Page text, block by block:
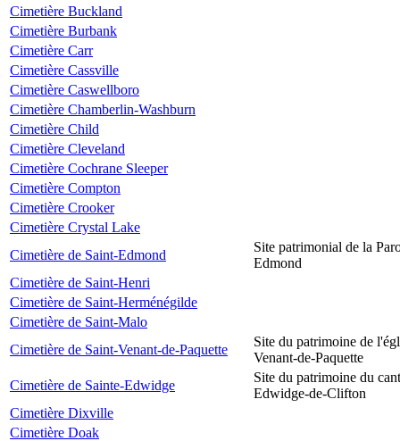
Cimetière Buckland
Cimetière Burbank
Cimetière Carr
Cimetière Cassville
Cimetière Caswellboro
Cimetière Chamberlin-Washburn
Cimetière Child
Cimetière Cleveland
Cimetière Cochrane Sleeper
Cimetière Compton
Cimetière Crooker
Cimetière Crystal Lake
Cimetière de Saint-Edmond
Site patrimonial de la
Edmond
Cimetière de Saint-Henri
Cimetière de Saint-Herménégilde
Cimetière de Saint-Malo
Cimetière de Saint-Venant-de-Paquette
Site du patrimoine de
Venant-de-Paquette
Cimetière de Sainte-Edwidge
Site du patrimoine du
Edwidge-de-Clifton
Cimetière Dixville
Cimetière Doak